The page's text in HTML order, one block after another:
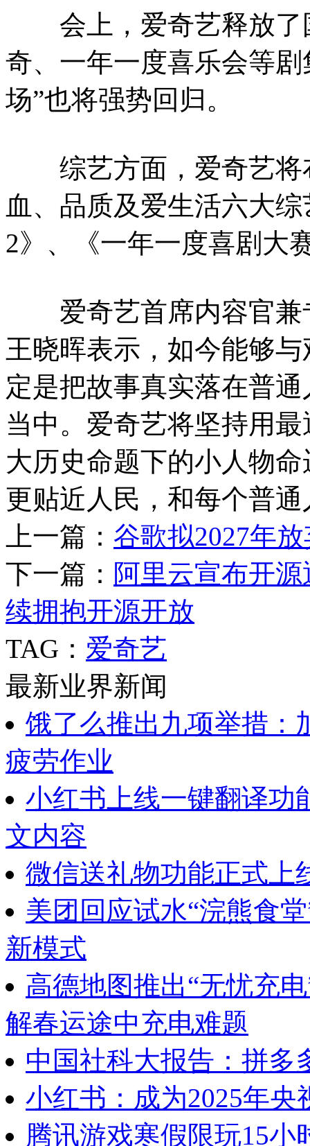
会上，爱奇艺释放了
奇、一年一度喜乐会等
场”也将强势回归。
综艺方面，爱奇艺将
血、品质及爱生活六大
2》、《一年一度喜剧大
爱奇艺首席内容官兼
王晓晖表示，如今能够
定是把故事真实落在普
当中。爱奇艺将坚持用
大历史命题下的小人物
更贴近人民，和每个普
上一篇： 谷歌拟2027年
下一篇： 阿里云宣布开
续拥抱开源开放
TAG： 爱奇艺
最新业界新闻
饿了么推出九项举措：
疲劳作业
小红书上线一键翻译功
文内容
微信送礼物功能正式上
美团回应试水“浣熊食
新模式
高德地图推出“无忧充
解春运途中充电难题
中国社科大报告：拼多
小红书：成为2025年央
腾讯游戏寒假限玩15小